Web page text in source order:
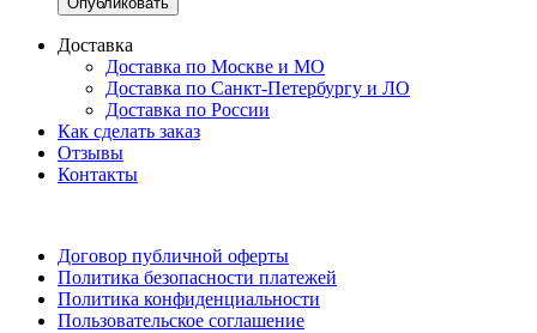
Доставка
Доставка по Москве и МО
Доставка по Санкт-Петербургу и ЛО
Доставка по России
Как сделать заказ
Отзывы
Контакты
Договор публичной оферты
Политика безопасности платежей
Политика конфиденциальности
Пользовательское соглашение